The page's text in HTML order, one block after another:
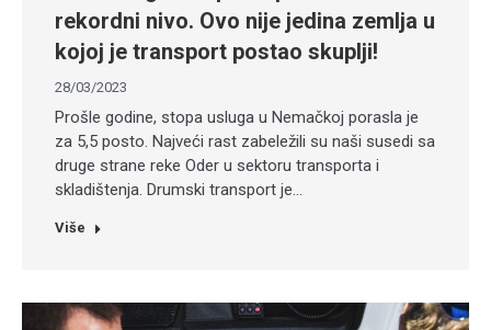
rekordni nivo. Ovo nije jedina zemlja u
kojoj je transport postao skuplji!
28/03/2023
Prošle godine, stopa usluga u Nemačkoj porasla je
za 5,5 posto. Najveći rast zabeležili su naši susedi sa
druge strane reke Oder u sektoru transporta i
skladištenja. Drumski transport je…
Više